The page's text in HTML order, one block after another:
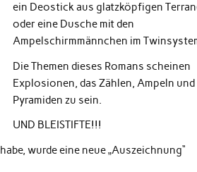
ein Deostick aus glatzköpfigen
oder eine Dusche mit den
Ampelschirmmännchen im
Die Themen dieses Romans scheinen
Explosionen, das Zählen, Ampeln und
Pyramiden zu sein.
UND BLEISTIFTE!!!
wurde eine neue „Auszeichnung“